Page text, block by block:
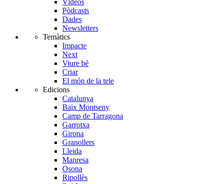
Vídeos
Pòdcasts
Dades
Newsletters
Temàtics
Impacte
Next
Viure bé
Criar
El món de la tele
Edicions
Catalunya
Baix Montseny
Camp de Tarragona
Garrotxa
Girona
Granollers
Lleida
Manresa
Osona
Ripollès